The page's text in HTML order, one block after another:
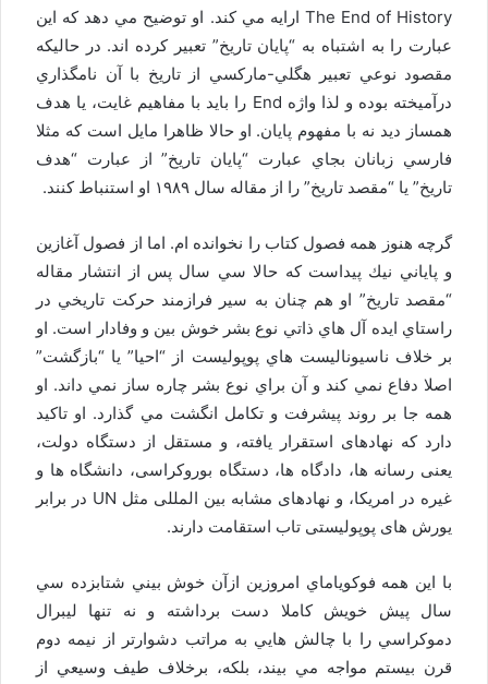
The End of History ارايه مي كند. او توضيح مي دهد كه اين
عبارت را به اشتباه به “پايان تاريخ” تعبير كرده اند. در حاليكه
مقصود نوعي تعبير هگلي-ماركسي از تاريخ با آن نامگذاري
درآميخته بوده و لذا واژه End را بايد با مفاهيم غايت، يا هدف
همساز ديد نه با مفهوم پايان. او حالا ظاهرا مايل است كه مثلا
فارسي زبانان بجاي عبارت “پايان تاريخ” از عبارت “هدف
تاريخ” يا “مقصد تاريخ” را از مقاله سال ١٩٨٩ او استنباط كنند.
گرچه هنوز همه فصول كتاب را نخوانده ام. اما از فصول آغازين
و پاياني نيك پيداست كه حالا سي سال پس از انتشار مقاله
“مقصد تاريخ” او هم چنان به سير فرازمند حركت تاريخي در
راستاي ايده آل هاي ذاتي نوع بشر خوش بين و وفادار است. او
بر خلاف ناسيوناليست هاي پوپوليست از “احيا” يا “بازگشت”
اصلا دفاع نمي كند و آن براي نوع بشر چاره ساز نمي داند. او
همه جا بر روند پيشرفت و تكامل انگشت مي گذارد. او تاکید
دارد که نهادهای استقرار یافته، و مستقل از دستگاه دولت،
یعنی رسانه ها، دادگاه ها، دستگاه بوروکراسی، دانشگاه ها و
غیره در امریکا، و نهادهای مشابه بین المللی مثل UN در برابر
یورش های پوپولیستی تاب استقامت دارند.
با این همه فوكوياماي امروزين ازآن خوش بيني شتابزده سي
سال پيش خويش كاملا دست برداشته و نه تنها ليبرال
دموكراسي را با چالش هايي به مراتب دشوارتر از نيمه دوم
قرن بيستم مواجه مي بيند، بلكه، برخلاف طيف وسيعي از